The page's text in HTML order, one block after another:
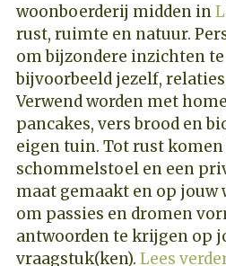
woonboerderij midden in
rust, ruimte en natuur.
om bijzondere inzichten
bijvoorbeeld jezelf,
Verwend worden met
pancakes, vers brood en
eigen tuin. Tot rust
schommelstoel en een
maat gemaakt en op
om passies en dromen
antwoorden te krijgen op
vraagstuk(ken). Lees